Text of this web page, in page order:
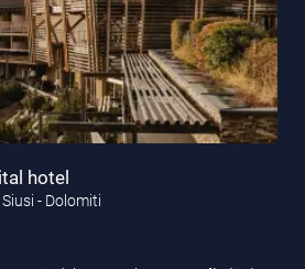
hotel
- Dolomiti